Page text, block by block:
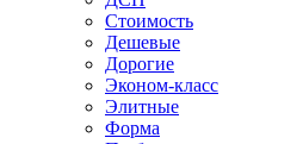
Стоимость
Дешевые
Дорогие
Эконом-класс
Элитные
Форма